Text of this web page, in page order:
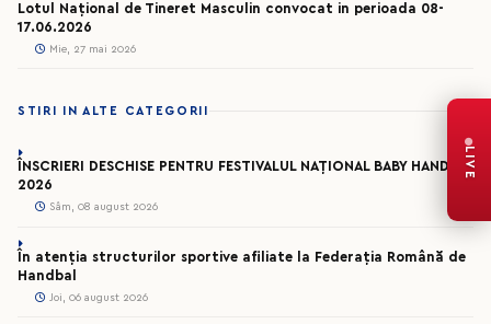
Lotul Național de Tineret Masculin convocat in perioada 08-
17.06.2026
Mie, 27 mai 2026
STIRI IN ALTE CATEGORII
ÎNSCRIERI DESCHISE PENTRU FESTIVALUL NAȚIONAL BABY HANDBAL
2026
Sâm, 08 august 2026
În atenția structurilor sportive afiliate la Federația Română de
Handbal
Joi, 06 august 2026
LIVE